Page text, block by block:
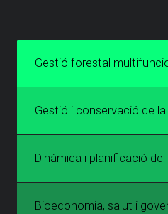
Gestió forestal
Gestió i conservació de
Dinàmica i planificació
Bioeconomia, salut i